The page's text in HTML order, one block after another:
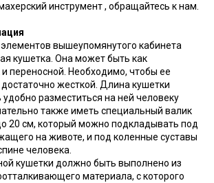
инструмент , обращайтесь к нам.
вышеупомянутого кабинета
кушетка. Она может быть как
и переносной. Необходимо, чтобы ее
жесткой. Длина кушетки
разместиться на ней человеку
также иметь специальный валик
20 см, который можно подкладывать под
на животе, и под коленные суставы
человека.
кушетки должно быть выполнено из
материала, с которого